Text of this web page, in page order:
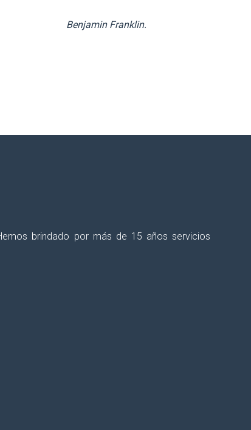
Benjamin Franklin.
brindado por más de 15 años servicios